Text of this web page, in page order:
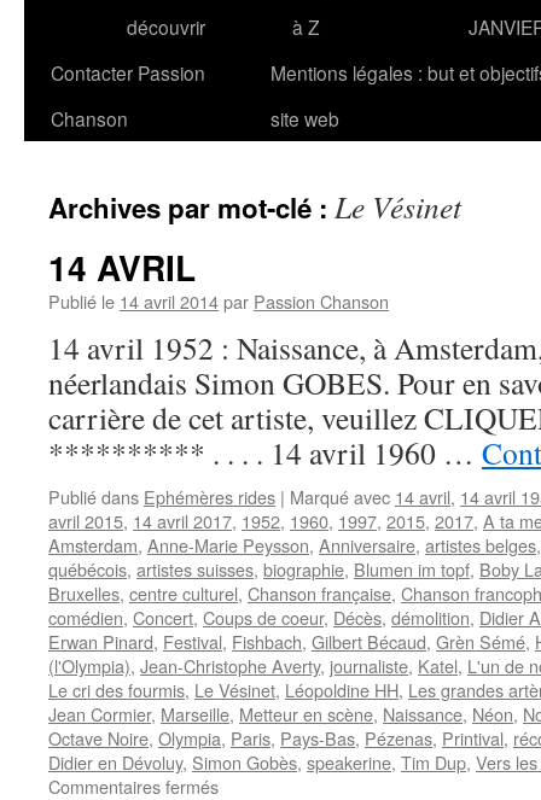
découvrir
à Z
Contacter Passion
Chanson
Mentions légales : but et
site web
Archives par mot-clé : Le Vésinet
14 AVRIL
Publié le 14 avril 2014par Passion Chanson
14 avril 1952 : Naissance, à
néerlandais Simon GOBES. Pour en
carrière de cet artiste, veuillez
********** . . . . 14 avril 1960 …
Publié dans Ephémères rides | Marqué avec 14 avril, 14 avril
avril 2015, 14 avril 2017, 1952, 1960, 1997, 2015, 2017, A ta
Amsterdam, Anne-Marie Peysson, Anniversaire, artistes belges
québécois, artistes suisses, biographie, Blumen im topf, Boby
Bruxelles, centre culturel, Chanson française, Chanson
comédien, Concert, Coups de coeur, Décès, démolition, Didier
Erwan Pinard, Festival, Fishbach, Gilbert Bécaud, Grèn Sémé,
(l'Olympia), Jean-Christophe Averty, journaliste, Katel, L'un de
Le cri des fourmis, Le Vésinet, Léopoldine HH, Les grandes
Jean Cormier, Marseille, Metteur en scène, Naissance, Néon,
Octave Noire, Olympia, Paris, Pays-Bas, Pézenas, Printival,
Didier en Dévoluy, Simon Gobès, speakerine, Tim Dup, Vers
Commentaires ferméssur